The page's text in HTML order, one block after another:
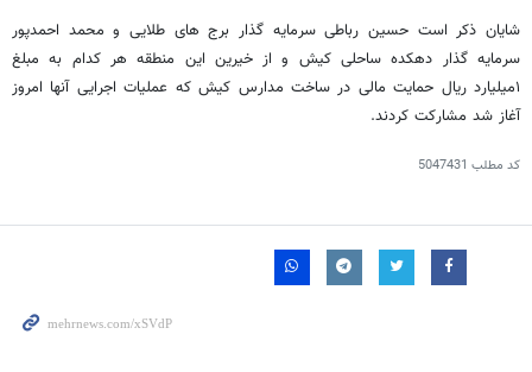
شایان ذکر است حسین رباطی سرمایه گذار برج های طلایی و محمد احمدپور
سرمایه گذار دهکده ساحلی کیش و از خیرین این منطقه هر کدام به مبلغ
۱میلیارد ریال حمایت مالی در ساخت مدارس کیش که عملیات اجرایی آنها امروز
آغاز شد مشارکت کردند.
کد مطلب 5047431